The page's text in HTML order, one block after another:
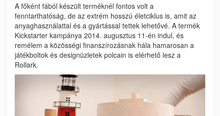
A főként fából készült terméknél fontos volt a
fenntarthatóság, de az extrém hosszú életciklus is, amit az
anyaghasználattal és a gyártással tettek lehetővé. A termék
Kickstarter kampánya 2014. augusztus 11-én indul, és
remélem a közösségi finanszírozásnak hála hamarosan a
játékboltok és designüzletek polcain is elérhető lesz a
Rollark.